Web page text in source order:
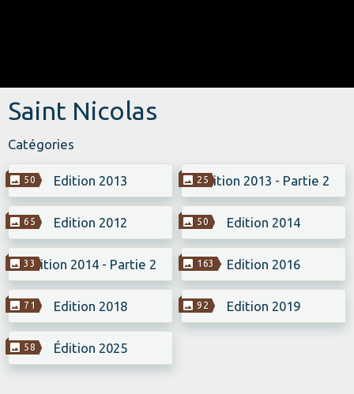
Saint Nicolas
Catégories
50 Edition 2013 25
Edition 2013 - Partie 2
65 Edition 2012 50 Edition 2014
33
Edition 2014 - Partie 2 163 Edition 2016
71 Edition 2018 92 Edition 2019
58 Édition 2025